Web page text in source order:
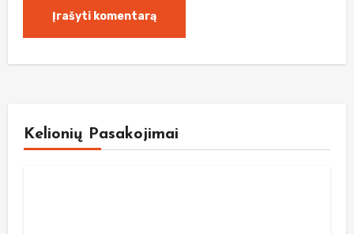
Kelionių Pasakojimai